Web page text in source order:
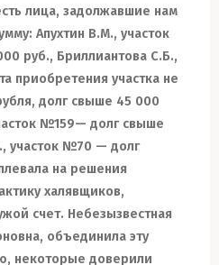
лица, задолжавшие нам
Апухтин В.М., участок
руб., Бриллиантова С.Б.,
приобретения участка не
долг свыше 45 000
№159— долг свыше
участок №70 — долг
на решения
халявщиков,
счет. Небезызвестная
объединила эту
, некоторые доверили